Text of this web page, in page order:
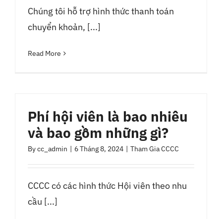
Chúng tôi hỗ trợ hình thức thanh toán
chuyển khoản, [...]
Read More
Phí hội viên là bao nhiêu
và bao gồm những gì?
Bycc_admin | 6 Tháng 8, 2024 | Tham Gia CCCC
CCCC có các hình thức Hội viên theo nhu
cầu [...]